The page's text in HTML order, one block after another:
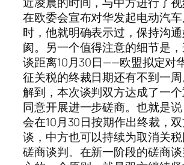
在欧委会宣布对华发起电动汽
时，他就明确表示过，保持沟
阂。另一个值得注意的细节是
谈距离10月30日——欧盟拟定对
征关税的终裁日期还有不到一
解到，本次谈判双方达成了一个
同意开展进一步磋商。也就是
会在10月30日按期作出终裁，
谈，中方也可以持续为取消关
磋商谈判。在新一阶段的磋商